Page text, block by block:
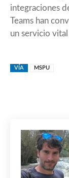
integraciones
Teams han
un servicio vital
VÍA MSPU